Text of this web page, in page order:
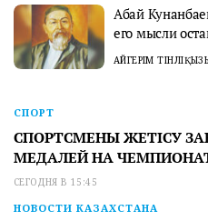
Абай
его мысли
АЙГЕРІМ
СПОРТ
СПОРТСМЕНЫ ЖЕТІСУ
МЕДАЛЕЙ НА
СЕГОДНЯ В 15:45
НОВОСТИ КАЗАХСТАНА